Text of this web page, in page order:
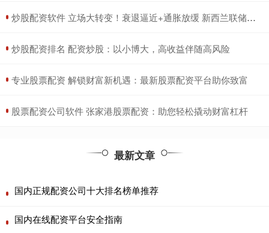
​炒股配资软件 立场大转变！衰退逼近+通胀放缓 新西兰联储意外降息25基点
​炒股配资排名 配资炒股：以小博大，高收益伴随高风险
​专业股票配资 解锁财富新机遇：最新股票配资平台助你致富
​股票配资公司软件 张家港股票配资：助您轻松撬动财富杠杆
最新文章
国内正规配资公司十大排名榜单推荐
国内在线配资平台安全指南